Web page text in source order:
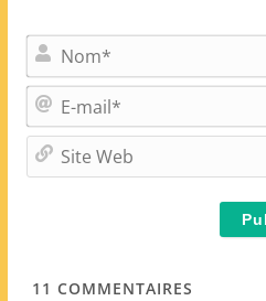
11 COMMENTAIRES